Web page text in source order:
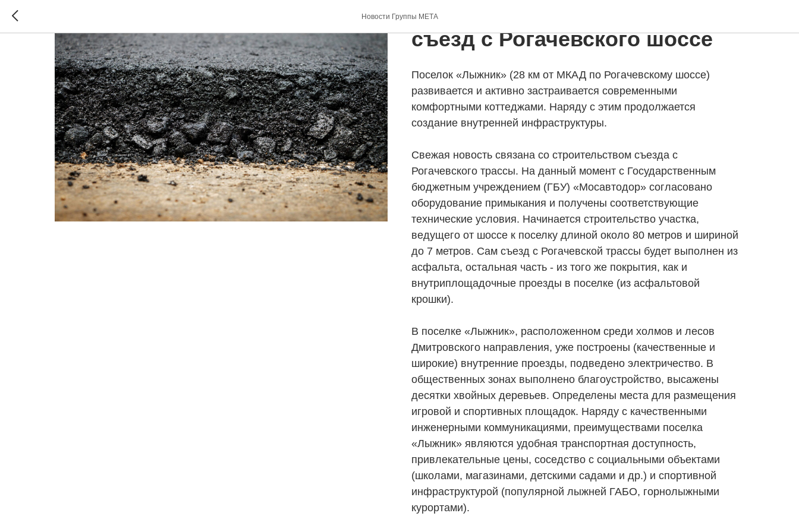
Новости Группы МЕТАКП «Лыжник»: оборудуется
съезд с Рогачевского шоссе
Поселок «Лыжник» (28 км от МКАД по Рогачевскому шоссе)
развивается и активно застраивается современными
комфортными коттеджами. Наряду с этим продолжается
создание внутренней инфраструктуры.
Свежая новость связана со строительством съезда с
Рогачевского трассы. На данный момент с Государственным
бюджетным учреждением (ГБУ) «Мосавтодор» согласовано
оборудование примыкания и получены соответствующие
технические условия. Начинается строительство участка,
ведущего от шоссе к поселку длиной около 80 метров и шириной
до 7 метров. Сам съезд с Рогачевской трассы будет выполнен из
асфальта, остальная часть - из того же покрытия, как и
внутриплощадочные проезды в поселке (из асфальтовой
крошки).
В поселке «Лыжник», расположенном среди холмов и лесов
Дмитровского направления, уже построены (качественные и
широкие) внутренние проезды, подведено электричество. В
общественных зонах выполнено благоустройство, высажены
десятки хвойных деревьев. Определены места для размещения
игровой и спортивных площадок. Наряду с качественными
инженерными коммуникациями, преимуществами поселка
«Лыжник» являются удобная транспортная доступность,
привлекательные цены, соседство с социальными объектами
(школами, магазинами, детскими садами и др.) и спортивной
инфраструктурой (популярной лыжней ГАБО, горнолыжными
курортами).